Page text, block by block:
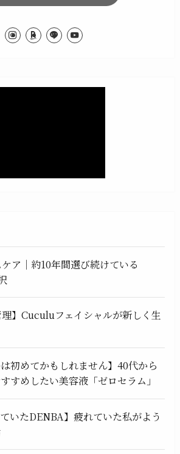
ア｜約10年間選び続けている
理】Cuculuフェイシャルが新しく生
は初めてかもしれません】40代から
すめしたい美容液「ゼロセラム」
いたDENBA】疲れていた私がよう